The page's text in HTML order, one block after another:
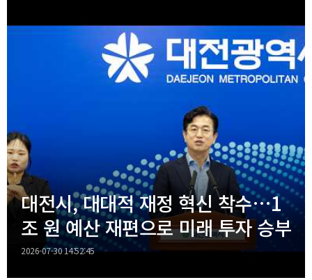
대전시, 대대적 재정 혁신 착수…1
조 원 예산 재편으로 미래 투자 승부
2026-07-30 14:52:45